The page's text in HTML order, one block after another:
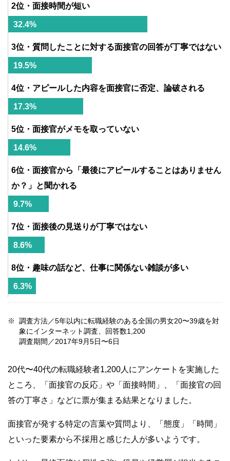
2位・面接時間が短い
32.4%
3位・質問したことに対する面接官の回答が丁寧ではない
19.5%
4位・アピールした内容を面接官に否定、論破される
17.3%
5位・面接官がメモを取っていない
14.6%
6位・面接官から「最後にアピールすることはありません
か？」と聞かれる
9.7%
7位・面接後の見送りが丁寧ではない
8.6%
8位・趣味の話など、仕事に関係ない雑談が多い
6.3%
調査方法／5年以内に転職経験のある全国の男女20〜39歳を対
象にインターネット調査、回答数1,200
調査期間／2017年9月5日〜6日
20代〜40代の転職経験者1,200人にアンケートを実施した
ところ、「面接官の反応」や「面接時間」、「面接官の回
答の丁寧さ」などに票が集まる結果となりました。
面接官が発する特定の言葉や質問より、「態度」「時間」
といった要素から不採用と感じた人が多いようです。